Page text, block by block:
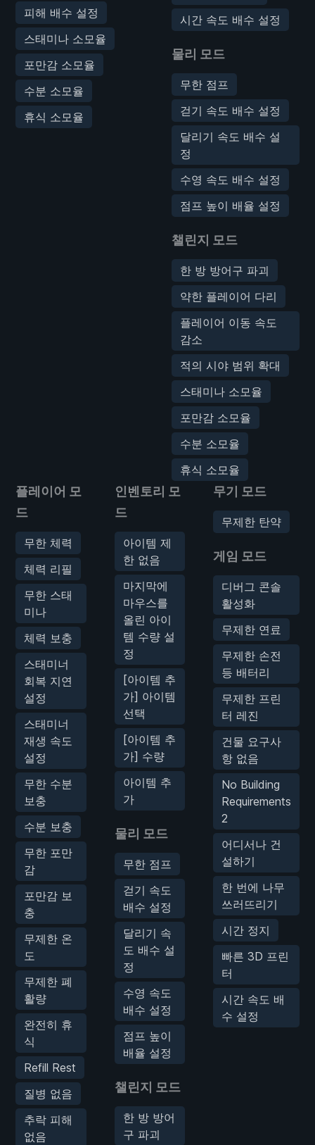
피해 배수 설정
스태미나 소모율
포만감 소모율
수분 소모율
휴식 소모율
시간 속도 배수 설정
물리 모드
무한 점프
걷기 속도 배수 설정
달리기 속도 배수 설
정
수영 속도 배수 설정
점프 높이 배율 설정
챌린지 모드
한 방 방어구 파괴
약한 플레이어 다리
플레이어 이동 속도
감소
적의 시야 범위 확대
스태미나 소모율
포만감 소모율
수분 소모율
휴식 소모율
플레이어 모
드
무한 체력
체력 리필
무한 스태
미나
체력 보충
스태미너
회복 지연
설정
스태미너
재생 속도
설정
무한 수분
보충
수분 보충
무한 포만
감
포만감 보
충
무제한 온
도
무제한 폐
활량
완전히 휴
식
Refill Rest
질병 없음
추락 피해
없음
인벤토리 모
드
아이템 제
한 없음
마지막에
마우스를
올린 아이
템 수량 설
정
[아이템 추
가] 아이템
선택
[아이템 추
가] 수량
아이템 추
가
물리 모드
무한 점프
걷기 속도
배수 설정
달리기 속
도 배수 설
정
수영 속도
배수 설정
점프 높이
배율 설정
챌린지 모드
한 방 방어
구 파괴
무기 모드
무제한 탄약
게임 모드
디버그 콘솔
활성화
무제한 연료
무제한 손전
등 배터리
무제한 프린
터 레진
건물 요구사
항 없음
No Building
Requirements
2
어디서나 건
설하기
한 번에 나무
쓰러뜨리기
시간 정지
빠른 3D 프린
터
시간 속도 배
수 설정